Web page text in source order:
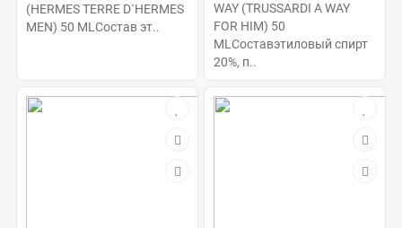
(HERMES TERRE D`HERMES
MEN) 50 MLСостав эт..
WAY (TRUSSARDI A WAY
FOR HIM) 50
MLСоставэтиловый спирт
20%, п..